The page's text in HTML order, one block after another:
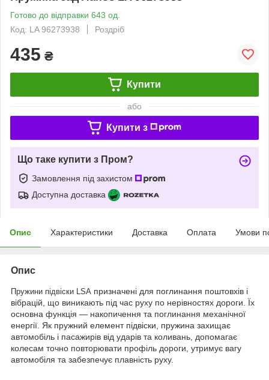
Готово до відправки 643 од.
Код: LA 96273938
Роздріб
435 ₴
Купити
або
Купити з
Що таке купити з Пром?
Замовлення під захистом
Доступна доставка
Опис Характеристики Доставка Оплата Умови
Опис
Пружини підвіски LSA призначені для поглинання поштовхів і
вібрацій, що виникають під час руху по нерівностях дороги. Їх
основна функція — накопичення та поглинання механічної
енергії. Як пружний елемент підвіски, пружина захищає
автомобіль і пасажирів від ударів та коливань, допомагає
колесам точно повторювати профіль дороги, утримує вагу
автомобіля та забезпечує плавність руху.